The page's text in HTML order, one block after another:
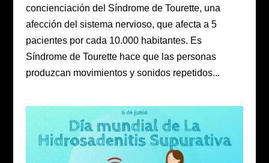
concienciación del Síndrome de Tourette, una
afección del sistema nervioso, que afecta a 5
pacientes por cada 10.000 habitantes. Es
Síndrome de Tourette hace que las personas
produzcan movimientos y sonidos repetidos...